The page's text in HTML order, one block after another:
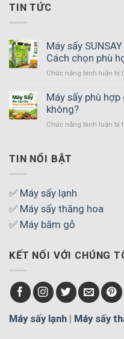
TIN TỨC
Máy sấy
Cách chọn phù
Chức năng bình luận bị
Máy sấy phù
không?
Chức năng bình luận bị
TIN NỔI BẬT
✅ Máy sấy lạnh
✅ Máy sấy thăng hoa
✅ Máy băm gỗ
KẾT NỐI VỚI CHÚNG
Máy sấy lạnh | Máy sấy